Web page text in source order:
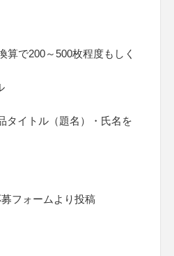
で200～500枚程度もしく
タイトル（題名）・氏名を
フォームより投稿